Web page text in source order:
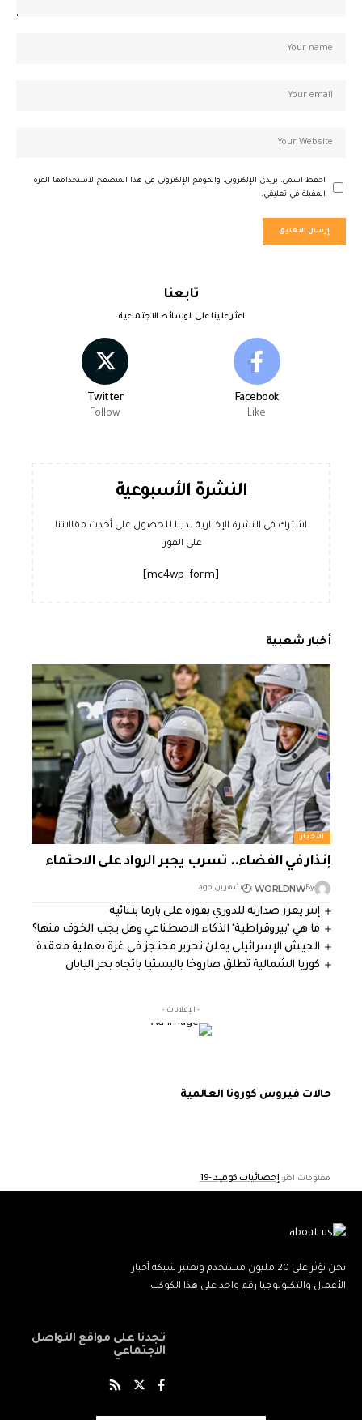
احفظ اسمي، بريدي الإلكتروني، والموقع الإلكتروني في هذا المتصفح لاستخدامها المرة
المقبلة في تعليقي.
تابعنا
اعثر علينا على الوسائط الاجتماعية
Facebook
Like
Twitter
Follow
النشرة الأسبوعية
اشترك في النشرة الإخبارية لدينا للحصول على أحدث مقالاتنا
على الفور!
أخبار شعبية
الأخبار
إنذار في الفضاء.. تسرب يجبر الرواد على الاحتماء
By
WORLDNW شهرين ago
إنتر يعزز صدارته للدوري بفوزه على بارما بثنائية
ما هي "بيروقراطية" الذكاء الاصطناعي وهل يجب الخوف منها؟
الجيش الإسرائيلي يعلن تحرير محتجز في غزة بعملية معقدة
كوريا الشمالية تطلق صاروخا باليستيا باتجاه بحر اليابان
- الإعلانات -
حالات فيروس كورونا العالمية
معلومات اكثر: إحصائيات كوفيد -19
نحن نؤثر على 20 مليون مستخدم ونعتبر شبكة أخبار
الأعمال والتكنولوجيا رقم واحد على هذا الكوكب.
تجدنا على مواقع التواصل
الاجتماعي